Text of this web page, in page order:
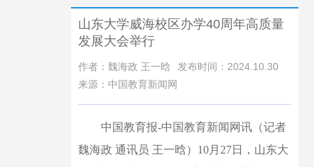
山东大学威海校区办学40周年高质量
发展大会举行
作者：魏海政 王一晗
发布时间：2024.10.30
来源：中国教育新闻网
中国教育报-中国教育新闻网讯（记者
魏海政 通讯员 王一晗） 10月27日，山东大